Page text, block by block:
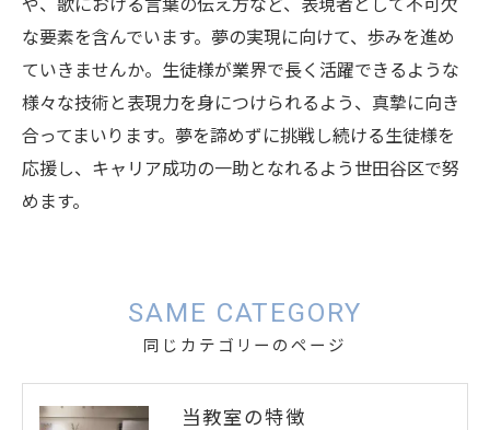
や、歌における言葉の伝え方など、表現者として不可欠
な要素を含んでいます。夢の実現に向けて、歩みを進め
ていきませんか。生徒様が業界で長く活躍できるような
様々な技術と表現力を身につけられるよう、真摯に向き
合ってまいります。夢を諦めずに挑戦し続ける生徒様を
応援し、キャリア成功の一助となれるよう世田谷区で努
めます。
同じカテゴリーのページ
SAME CATEGORY
当教室の特徴